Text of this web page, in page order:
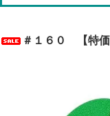
＃１６０ 【特価